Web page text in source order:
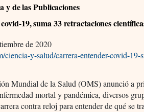
y de las Publicaciones
19, suma 33 retractaciones
de 2020
y-salud/carrera-entender-covid-19-
Mundial de la Salud (OMS) anunció a
mortal y pandémica, diversos
contra reloj para entender de qué se